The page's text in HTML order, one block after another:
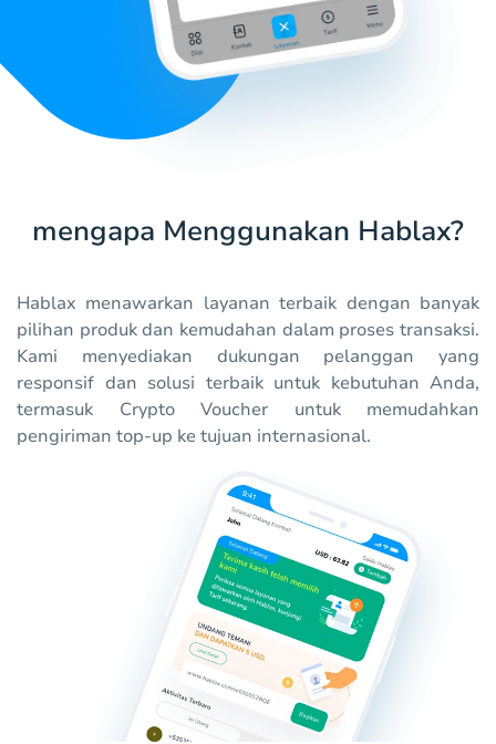
mengapa Menggunakan Hablax?
Hablax menawarkan layanan terbaik dengan banyak
pilihan produk dan kemudahan dalam proses transaksi.
Kami menyediakan dukungan pelanggan yang
responsif dan solusi terbaik untuk kebutuhan Anda,
termasuk Crypto Voucher untuk memudahkan
pengiriman top-up ke tujuan internasional.